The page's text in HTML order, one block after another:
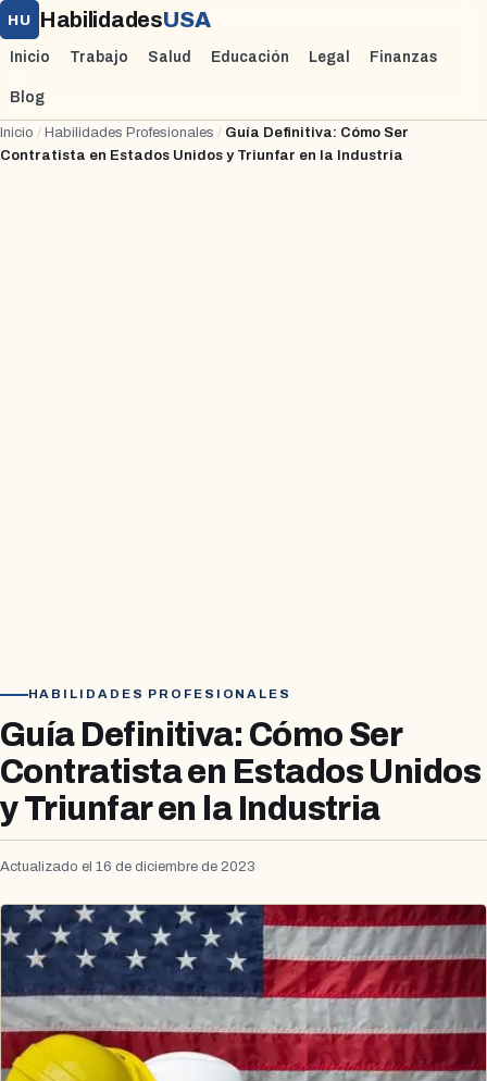
HU HabilidadesUSA
Inicio Trabajo Salud Educación Legal Finanzas
Blog
Inicio / Habilidades Profesionales / Guía Definitiva: Cómo Ser
Contratista en Estados Unidos y Triunfar en la Industria
HABILIDADES PROFESIONALES
Guía Definitiva: Cómo Ser
Contratista en Estados Unidos
y Triunfar en la Industria
Actualizado el 16 de diciembre de 2023